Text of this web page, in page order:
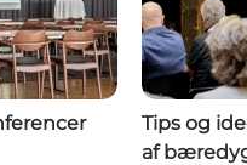
Tips og
af